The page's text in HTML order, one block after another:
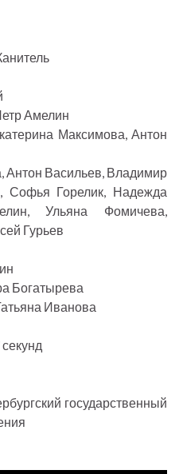
Амелин
Максимова, Антон
Антон Васильев, Владимир
Софья Горелик, Надежда
Ульяна Фомичева,
Гурьев
Богатырева
Иванова
государственный